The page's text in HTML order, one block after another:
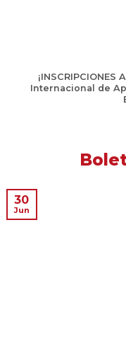
Internacional de
30
Jun